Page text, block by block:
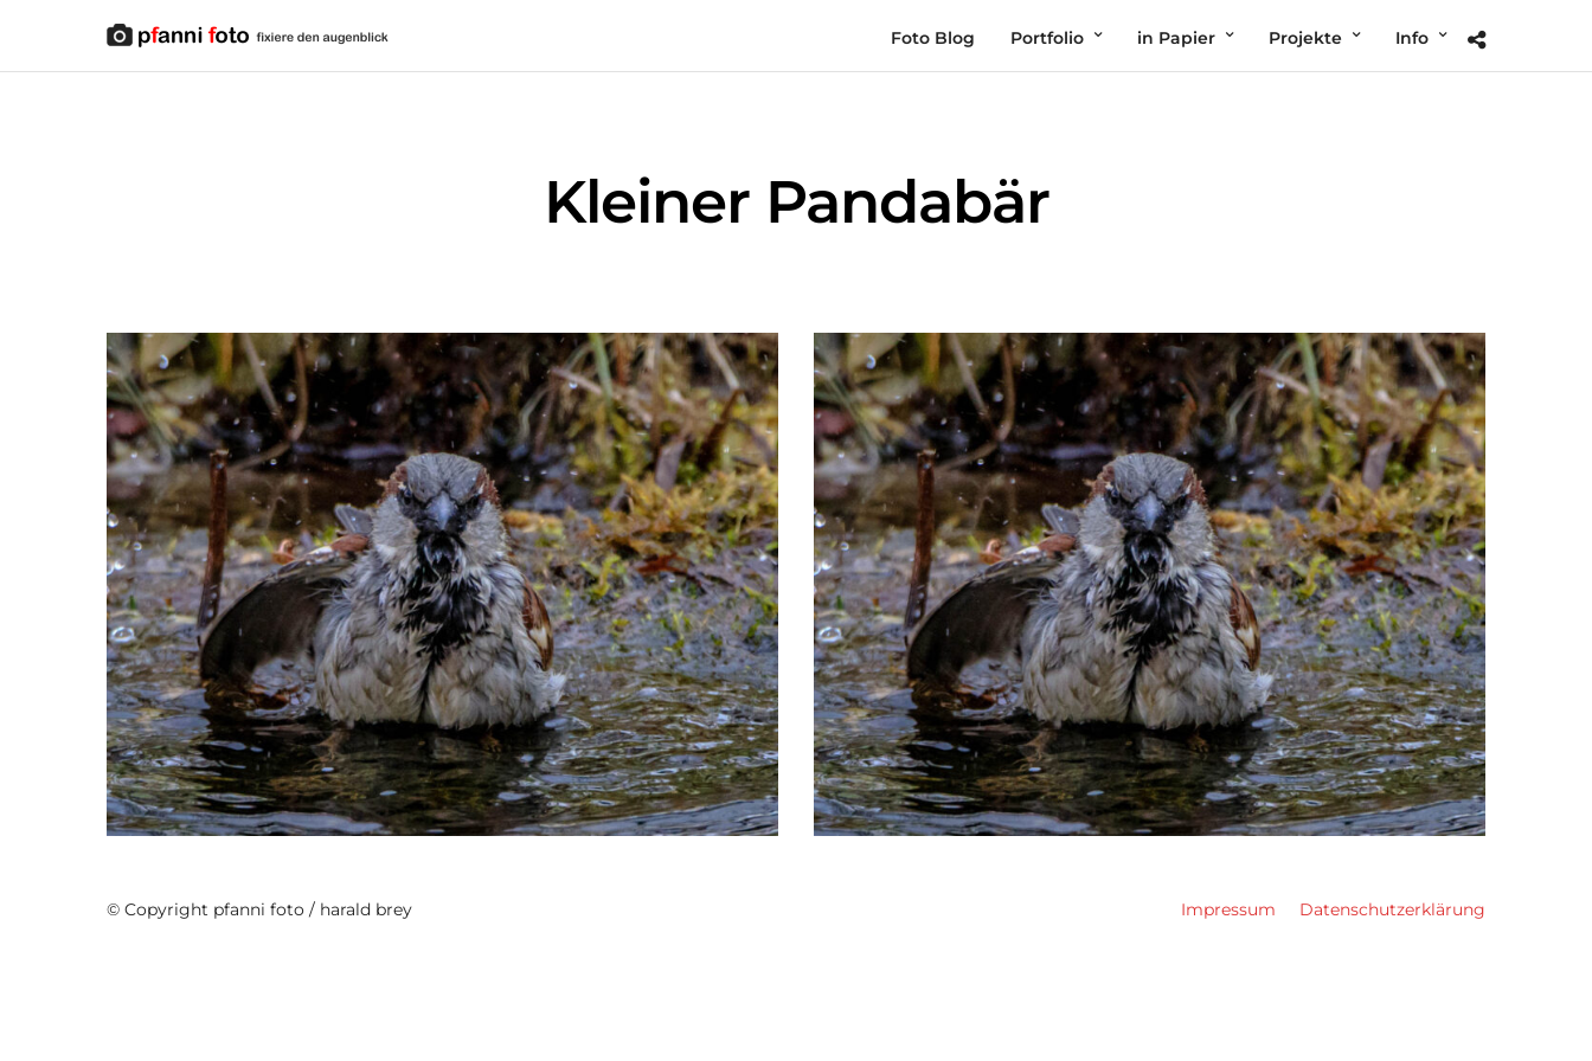
Foto Blog Portfolio in Papier Projekte Info
Kleiner Pandabär
TiereCasablanca Tiere Casablanca
Impressum Datenschutzerklärung
© Copyright pfanni foto / harald brey